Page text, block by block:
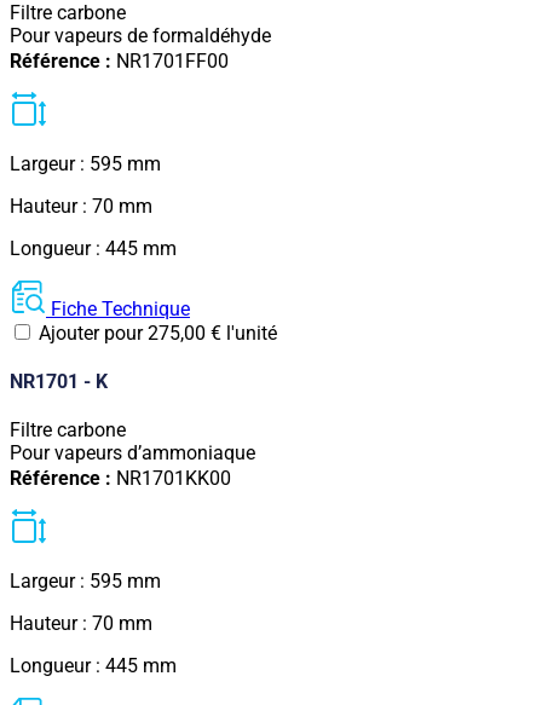
Filtre carbone
Pour vapeurs de formaldéhyde
Référence : NR1701FF00
Largeur : 595 mm
Hauteur : 70 mm
Longueur : 445 mm
Fiche Technique
Ajouter pour275,00 € l'unité
NR1701 - K
Filtre carbone
Pour vapeurs d’ammoniaque
Référence : NR1701KK00
Largeur : 595 mm
Hauteur : 70 mm
Longueur : 445 mm